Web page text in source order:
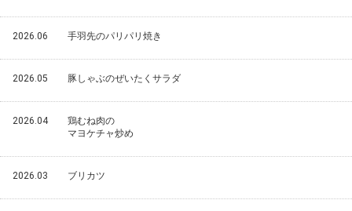
2026.06 手羽先のパリパリ焼き
2026.05 豚しゃぶのぜいたくサラダ
2026.04
鶏むね肉の
マヨケチャ炒め
2026.03 ブリカツ